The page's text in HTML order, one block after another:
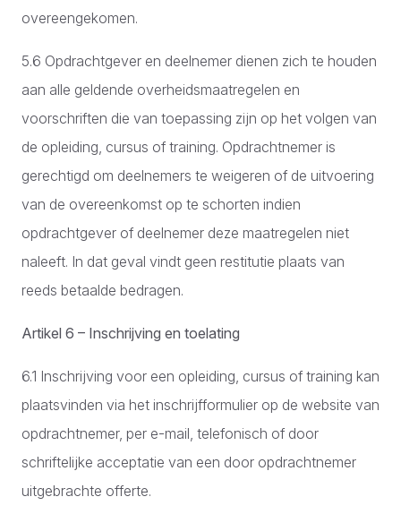
overeengekomen.
5.6 Opdrachtgever en deelnemer dienen zich te houden
aan alle geldende overheidsmaatregelen en
voorschriften die van toepassing zijn op het volgen van
de opleiding, cursus of training. Opdrachtnemer is
gerechtigd om deelnemers te weigeren of de uitvoering
van de overeenkomst op te schorten indien
opdrachtgever of deelnemer deze maatregelen niet
naleeft. In dat geval vindt geen restitutie plaats van
reeds betaalde bedragen.
Artikel 6 – Inschrijving en toelating
6.1 Inschrijving voor een opleiding, cursus of training kan
plaatsvinden via het inschrijfformulier op de website van
opdrachtnemer, per e-mail, telefonisch of door
schriftelijke acceptatie van een door opdrachtnemer
uitgebrachte offerte.